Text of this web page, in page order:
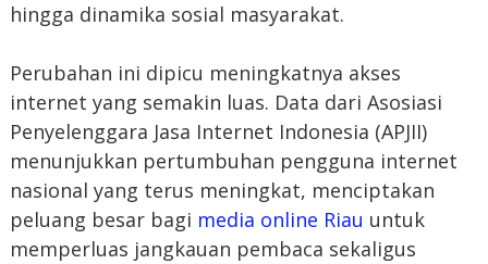
hingga dinamika sosial masyarakat.
Perubahan ini dipicu meningkatnya akses
internet yang semakin luas. Data dari Asosiasi
Penyelenggara Jasa Internet Indonesia (APJII)
menunjukkan pertumbuhan pengguna internet
nasional yang terus meningkat, menciptakan
peluang besar bagi media online Riau untuk
memperluas jangkauan pembaca sekaligus